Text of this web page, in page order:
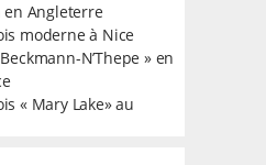
Angleterre
moderne à Nice
N’Thepe » en
« Mary Lake» au